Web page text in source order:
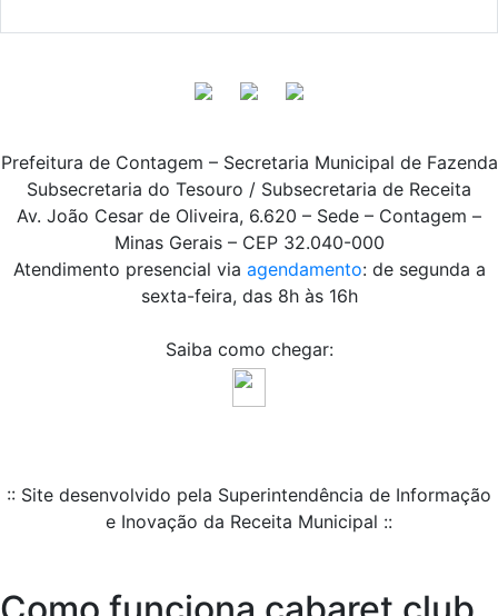
Prefeitura de Contagem – Secretaria Municipal de Fazenda
Subsecretaria do Tesouro / Subsecretaria de Receita
Av. João Cesar de Oliveira, 6.620 – Sede – Contagem –
Minas Gerais – CEP 32.040-000
Atendimento presencial via agendamento: de segunda a
sexta-feira, das 8h às 16h
Saiba como chegar:
:: Site desenvolvido pela Superintendência de Informação
e Inovação da Receita Municipal ::